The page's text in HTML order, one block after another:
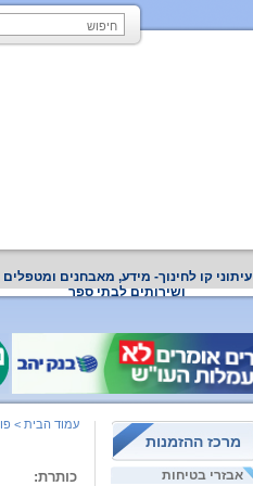
עיתוני קו לחינוך- מידע, מאבחנים ומטפלים
ושירותים לבתי ספר
מרכז ההזמנות
אבזרי בטיחות
עמוד הבית >
כותרת: